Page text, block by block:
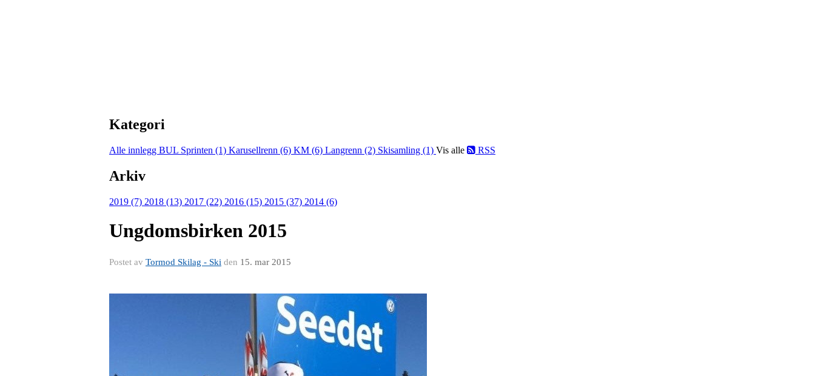
Kategori
Alle innlegg BUL Sprinten (1) Karusellrenn (6) KM (6) Langrenn (2) Skisamling (1) Vis alle RSS
Arkiv
2019 (7) 2018 (13) 2017 (22) 2016 (15) 2015 (37) 2014 (6)
Ungdomsbirken 2015
Postet av Tormod Skilag - Ski den 15. mar 2015